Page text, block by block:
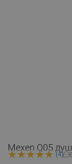
Mexen Q05
(4)